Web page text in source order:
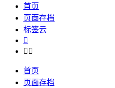
首页
页面存档
标签云

 
首页
页面存档